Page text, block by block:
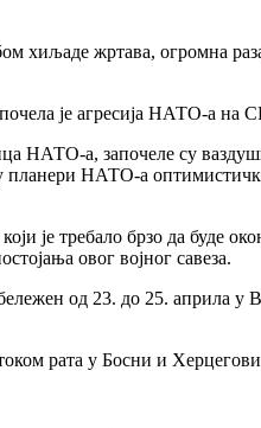
хиљаде жртава, огромна
је агресија НАТО-а на
НАТО-а, започеле су
планери НАТО-а
је требало брзо да буде
овог војног савеза.
од 23. до 25. априла у
рата у Босни и